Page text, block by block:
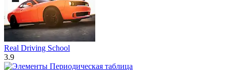
Real Driving School
3.9